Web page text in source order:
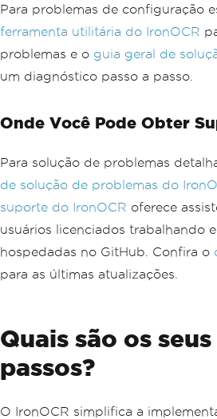
Para problemas de configuração
ferramenta utilitária do IronOCR
problemas e o guia geral de
um diagnóstico passo a passo.
Onde Você Pode Obter
Para solução de problemas
de solução de problemas do
suporte do IronOCR oferece
usuários licenciados trabalhando
hospedadas no GitHub. Confira o
para as últimas atualizações.
Quais são os
passos?
O IronOCR simplifica a